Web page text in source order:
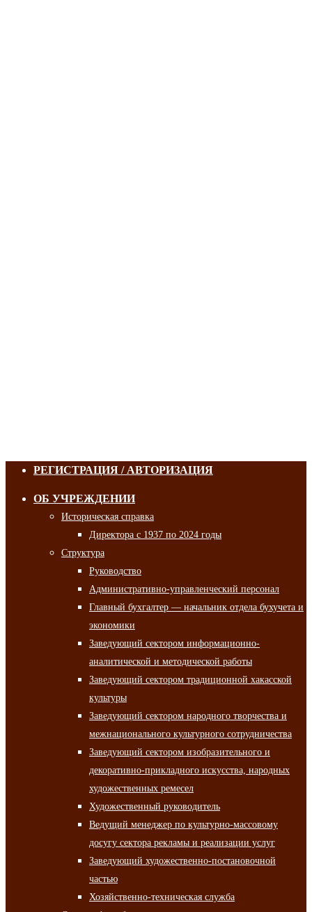
РЕГИСТРАЦИЯ / АВТОРИЗАЦИЯ
ОБ УЧРЕЖДЕНИИ
Историческая справка
Директора с 1937 по 2024 годы
Структура
Руководство
Административно-управленческий персонал
Главный бухгалтер — начальник отдела бухучета и
экономики
Заведующий сектором информационно-
аналитической и методической работы
Заведующий сектором традиционной хакасской
культуры
Заведующий сектором народного творчества и
межнационального культурного сотрудничества
Заведующий сектором изобразительного и
декоративно-прикладного искусства, народных
художественных ремесел
Художественный руководитель
Ведущий менеджер по культурно-массовому
досугу сектора рекламы и реализации услуг
Заведующий художественно-постановочной
частью
Хозяйственно-техническая служба